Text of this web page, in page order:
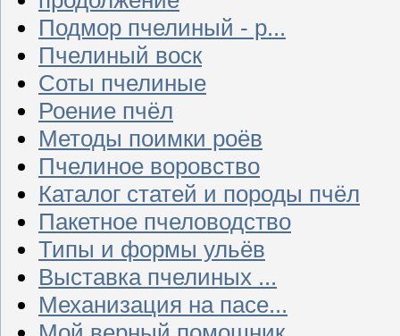
Подмор пчелиный - р...
Пчелиный воск
Соты пчелиные
Роение пчёл
Методы поимки роёв
Пчелиное воровство
Каталог статей и породы пчёл
Пакетное пчеловодство
Типы и формы ульёв
Выставка пчелиных ...
Механизация на пасе...